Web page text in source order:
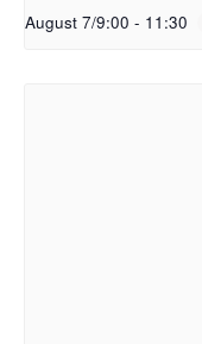
August 7/9:00 - 11:30